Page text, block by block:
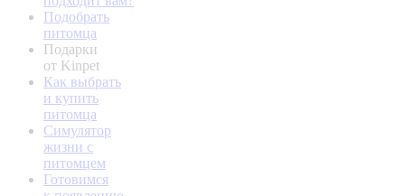
Подобрать
питомца
Подарки
от Kinpet
Как выбрать
и купить
питомца
Симулятор
жизни с
питомцем
Готовимся